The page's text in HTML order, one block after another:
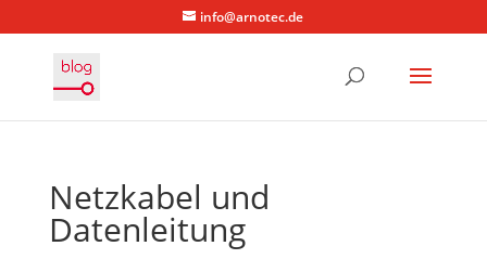
info@arnotec.de
Netzkabel und
Datenleitung